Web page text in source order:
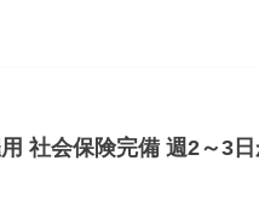
社会保険完備 週2～3